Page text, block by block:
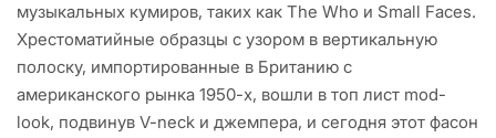
музыкальных кумиров, таких как The Who и Small Faces.
Хрестоматийные образцы с узором в вертикальную
полоску, импортированные в Британию с
американского рынка 1950-х, вошли в топ лист mod-
look, подвинув V-neck и джемпера, и сегодня этот фасон